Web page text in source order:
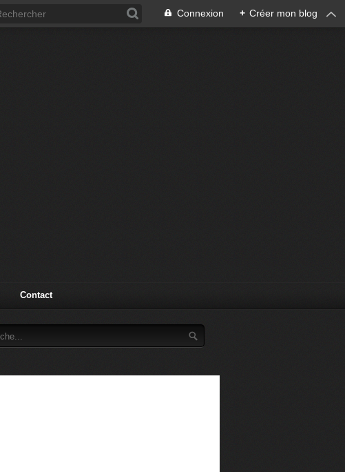
Connexion + Créer mon blog
Contact